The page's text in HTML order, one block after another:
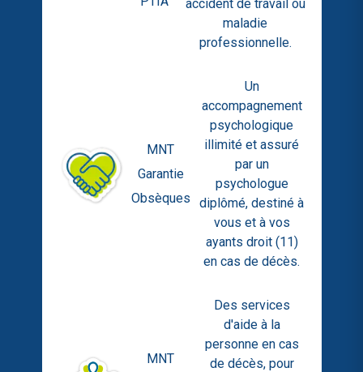
accident de travail ou
maladie
professionnelle.
MNT
Garantie
Obsèques
Un
accompagnement
psychologique
illimité et assuré
par un
psychologue
diplômé, destiné à
vous et à vos
ayants droit (11)
en cas de décès.
MNT
Des services
d'aide à la
personne en cas
de décès, pour